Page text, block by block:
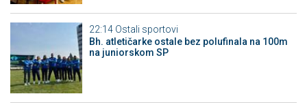
22:14 Ostali sportovi
Bh. atletičarke ostale bez polufinala na 100m
na juniorskom SP